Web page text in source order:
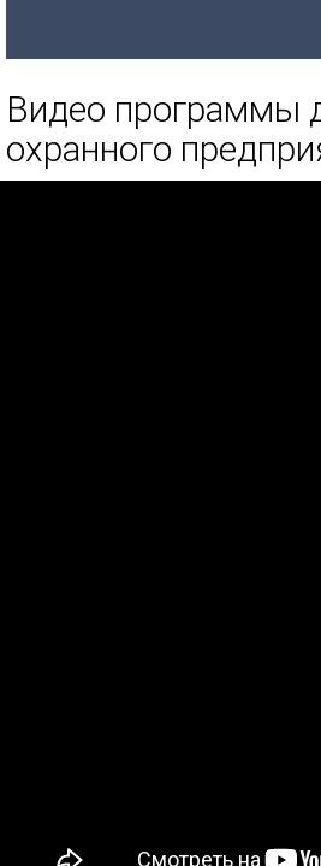
Видео программы
охранного